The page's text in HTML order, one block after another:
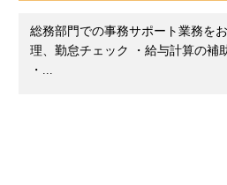
総務部門での事務サポート業務を
理、勤怠チェック ・給与計算の補
・...